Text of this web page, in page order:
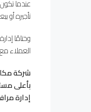
عندما
تأجيره أو
وختامًا
العملاء
شركة
بأعلى
إدارة